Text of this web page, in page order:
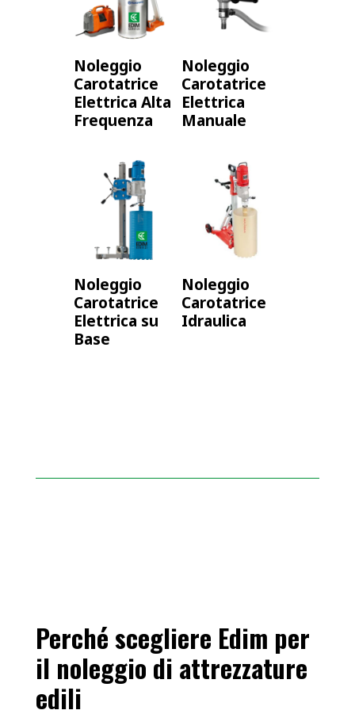
Ancoraggio a terra e sistema di
avanzamento automatico:
per una
foratura efficiente e precisa.
Ideali per gallerie, tunnel e lavori di
scavo.
Noleggio
Carotatrice
Elettrica Alta
Frequenza
Noleggio
Carotatrice
Elettrica
Manuale
Noleggio
Carotatrice
Elettrica su
Base
Noleggio
Carotatrice
Idraulica
Perché scegliere Edim per
il noleggio di attrezzature
edili